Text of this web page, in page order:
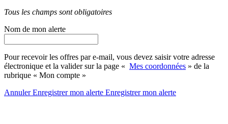
Tous les champs sont obligatoires
Nom de mon alerte
Pour recevoir les offres par e-mail, vous devez saisir votre adresse
électronique et la valider sur la page « Mes coordonnées » de la
rubrique « Mon compte »
AnnulerEnregistrer mon alerte Enregistrermon alerte